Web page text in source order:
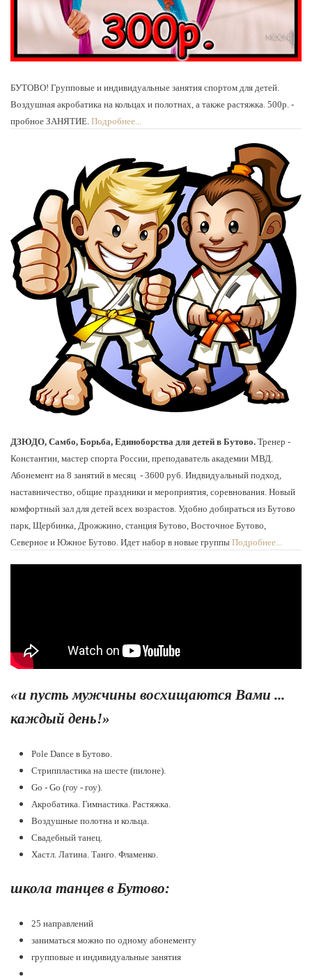
БУТОВО! Групповые и индивидуальные занятия спортом для детей.
Воздушная акробатика на кольцах и полотнах, а также растяжка. 500р. -
пробное ЗАНЯТИЕ. Подробнее...
ДЗЮДО, Самбо, Борьба, Единоборства для детей в Бутово. Тренер -
Константин, мастер спорта России, преподаватель академии МВД.
Абонемент на 8 занятий в месяц - 3600 руб. Индвидуальный подход,
наставничество, общие праздники и мероприятия, соревнования. Новый
комфортный зал для детей всех возрастов. Удобно добираться из Бутово
парк, Щербинка, Дрожжино, станция Бутово, Восточное Бутово,
Северное и Южное Бутово. Идет набор в новые группы Подробнее...
«и пусть мужчины восхищаются Вами ...
каждый день!»
Pole Dance в Бутово.
Стриппластика на шесте (пилоне).
Go - Go (гоу - гоу).
Акробатика. Гимнастика. Растяжка.
Воздушные полотна и кольца.
Свадебный танец.
Хастл. Латина. Танго. Фламенко.
школа танцев в Бутово:
25 направлений
заниматься можно по одному абонементу
групповые и индивидуальные занятия